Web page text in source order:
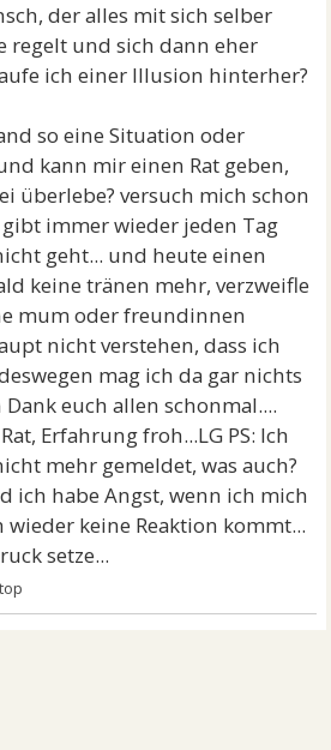
der alles mit sich selber
regelt und sich dann eher
ich einer Illusion hinterher?
so eine Situation oder
kann mir einen Rat geben,
überlebe? versuch mich schon
immer wieder jeden Tag
geht... und heute einen
keine tränen mehr, verzweifle
mum oder freundinnen
nicht verstehen, dass ich
mag ich da gar nichts
euch allen schonmal....
Erfahrung froh...LG PS: Ich
mehr gemeldet, was auch?
ich habe Angst, wenn ich mich
wieder keine Reaktion kommt...
setze...